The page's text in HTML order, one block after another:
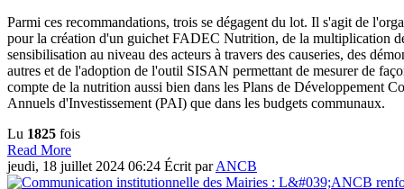
Parmi ces recommandations, trois se dégagent du lot. Il s'agit de
pour la création d'un guichet FADEC Nutrition, de la multiplication
sensibilisation au niveau des acteurs à travers des causeries, des
autres et de l'adoption de l'outil SISAN permettant de mesurer de
compte de la nutrition aussi bien dans les Plans de Développement
Annuels d'Investissement (PAI) que dans les budgets communaux.
Lu 1825 fois
Read More
jeudi, 18 juillet 2024 06:24 Écrit parANCB